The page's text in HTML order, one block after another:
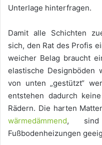
Unterlage hinterfragen.
Damit alle Schichten
sich, den Rat des Profis
weicher Belag braucht
elastische Designböden
von unten „gestützt“
entstehen dadurch
Rädern. Die harten
wärmedämmend,
Fußbodenheizungen